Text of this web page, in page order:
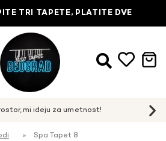
TRI TAPETE, PLATITE DVE
» Spa Tapet 8